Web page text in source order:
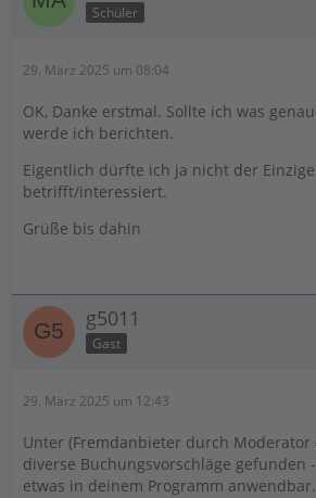
Schüler
29. März 2025 um 08:04
OK, Danke erstmal. Sollte ich was
werde ich berichten.
Eigentlich dürfte ich ja nicht der
betrifft/interessiert.
Grüße bis dahin
g5011
Gast
29. März 2025 um 12:43
Unter (Fremdanbieter durch
diverse Buchungsvorschläge gefunden
etwas in deinem Programm anwendbar.